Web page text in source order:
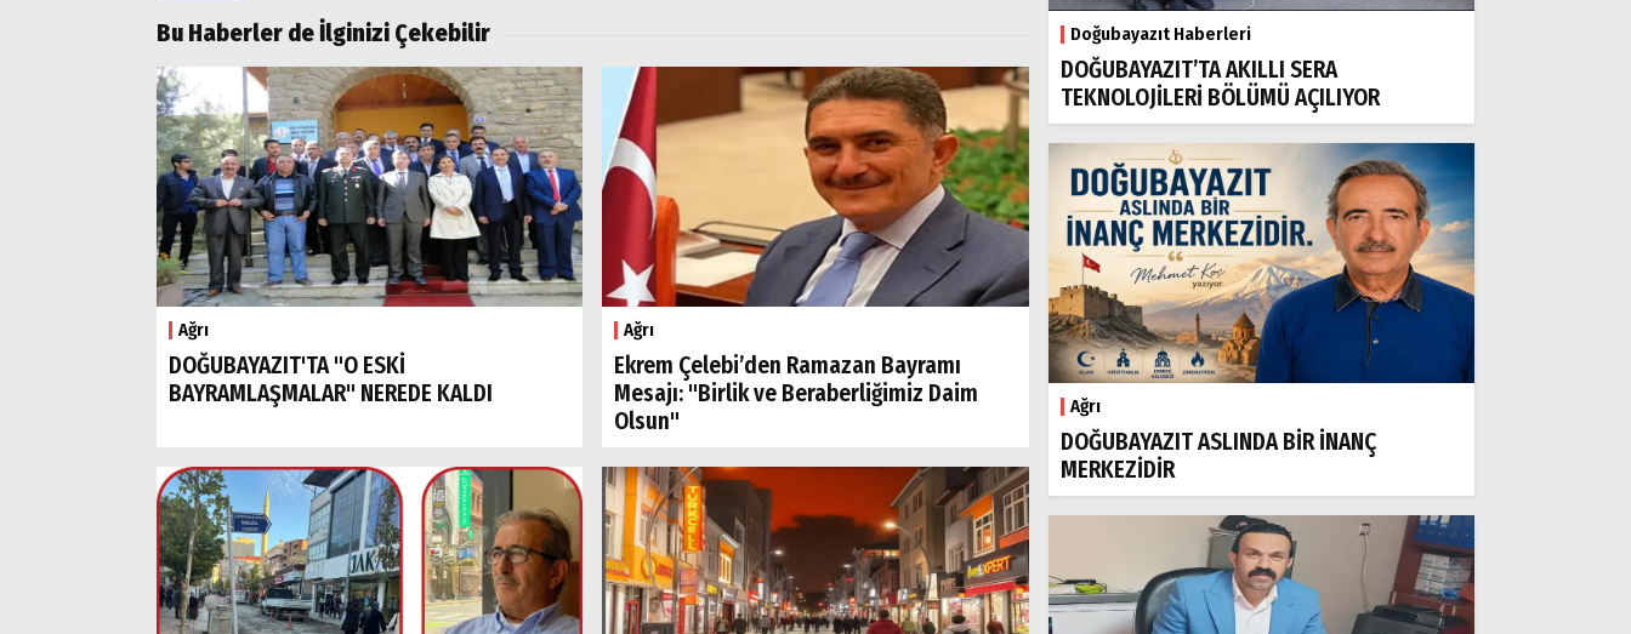
Bu Haberler de İlginizi Çekebilir
Ağrı
DOĞUBAYAZIT'TA "O ESKİ
BAYRAMLAŞMALAR" NEREDE KALDI
Ağrı
Ekrem Çelebi’den Ramazan Bayramı
Mesajı: "Birlik ve Beraberliğimiz Daim
Olsun"
Doğubayazıt Haberleri
DOĞUBAYAZIT’TA AKILLI SERA
TEKNOLOJİLERİ BÖLÜMÜ AÇILIYOR
Ağrı
DOĞUBAYAZIT ASLINDA BİR İNANÇ
MERKEZİDİR